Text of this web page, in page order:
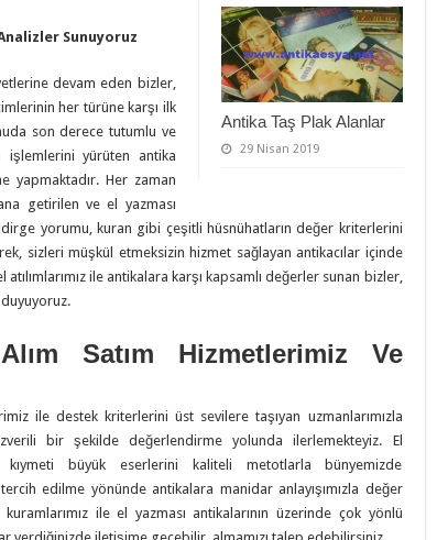
Antika Taş Plak Alanlar
29 Nisan 2019
Sunuyoruz
devam eden bizler,
her türüne karşı ilk
son derece tutumlu ve
işlemlerini yürüten antika
yapmaktadır. Her zaman
getirilen ve el yazması
yorumu, kuran gibi çeşitli hüsnühatların değer kriterlerini
sizleri müşkül etmeksizin hizmet sağlayan antikacılar içinde
ile antikalara karşı kapsamlı değerler sunan bizler,
Satım Hizmetlerimiz Ve
ile destek kriterlerini üst sevilere taşıyan uzmanlarımızla
bir şekilde değerlendirme yolunda ilerlemekteyiz. El
kıymeti büyük eserlerini kaliteli metotlarla bünyemizde
edilme yönünde antikalara manidar anlayışımızla değer
ile el yazması antikalarının üzerinde çok yönlü